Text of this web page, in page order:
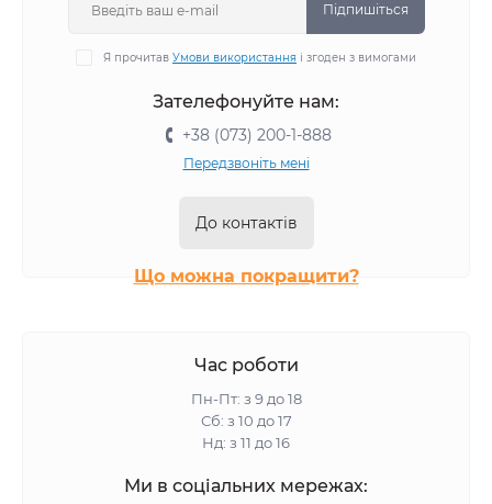
Підпишіться
Я прочитав Умови використання і згоден з вимогами
Зателефонуйте нам:
+38 (073) 200-1-888
Передзвоніть мені
До контактів
Що можна покращити?
Час роботи
Пн-Пт: з 9 до 18
Сб: з 10 до 17
Нд: з 11 до 16
Ми в соціальних мережах: